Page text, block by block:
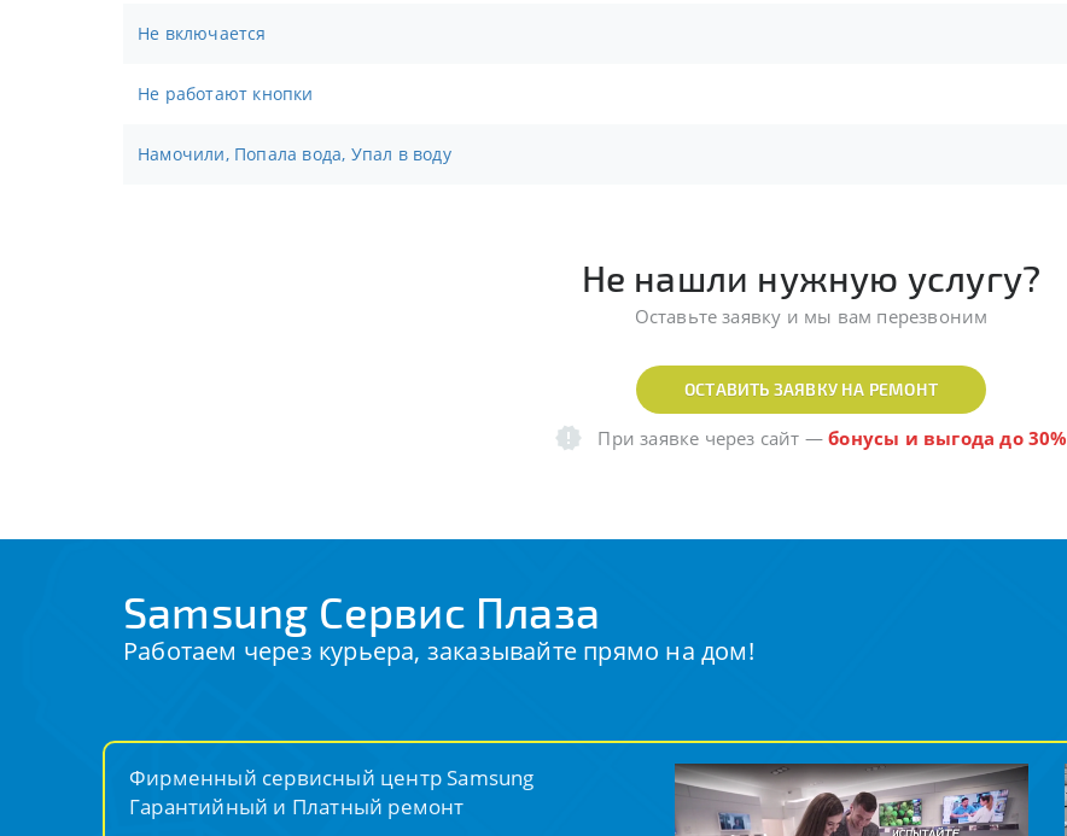
Не включается
Не работают кнопки
Намочили, Попала вода, Упал в воду
Не нашли нужную услугу?
Оставьте заявку и мы вам перезвоним
ОСТАВИТЬ ЗАЯВКУ НА РЕМОНТ
При заявке через сайт —бонусы и выгода до 30%
Samsung Сервис Плаза
Работаем через курьера, заказывайте прямо на дом!
Фирменный сервисный центр Samsung
Гарантийный и Платный ремонт